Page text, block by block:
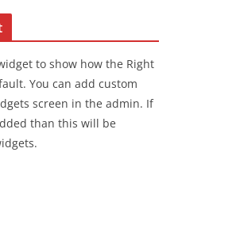
to show how the Right
You can add custom
screen in the admin. If
than this will be